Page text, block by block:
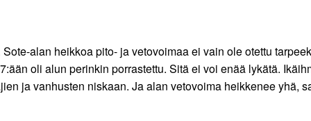
alan heikkoa pito- ja vetovoimaa ei vain ole otettu
oli alun perinkin porrastettu. Sitä ei voi enää lykätä.
ja vanhusten niskaan. Ja alan vetovoima heikkenee yhä,